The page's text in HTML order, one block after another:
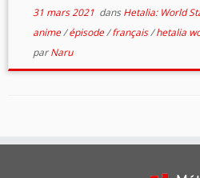
31 mars 2021dansHetalia: World
anime/épisode/français/hetalia
parNaru